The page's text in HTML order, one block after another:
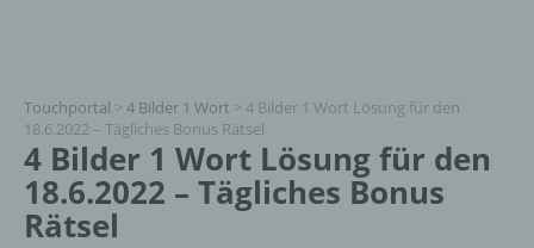
Touchportal > 4 Bilder 1 Wort > 4 Bilder 1 Wort Lösung für den
18.6.2022 – Tägliches Bonus Rätsel
4 Bilder 1 Wort Lösung für den
18.6.2022 – Tägliches Bonus
Rätsel